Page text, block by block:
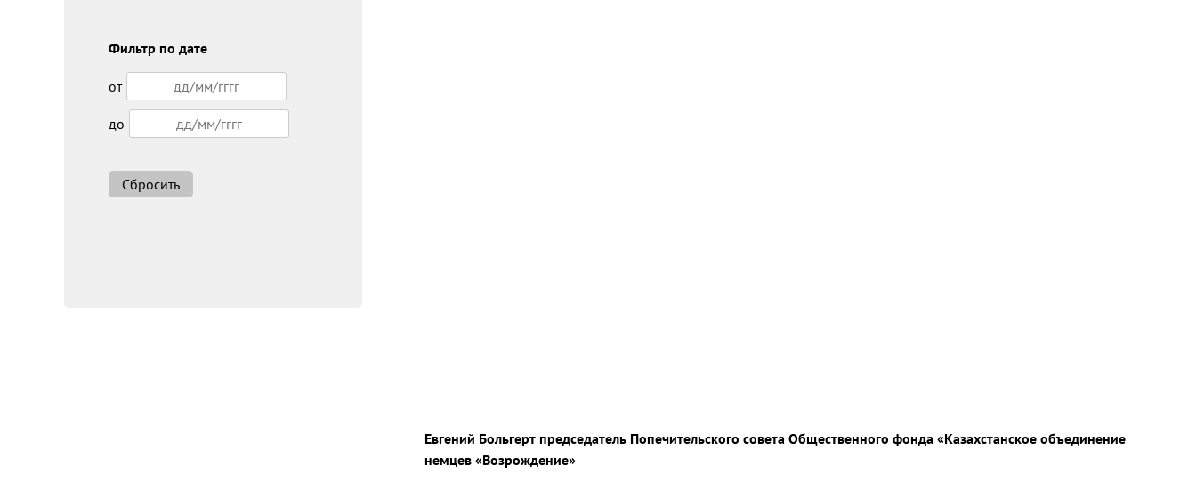
Евгений Больгерт председатель Попечительского совета Общественного фонда «Казахстанское объединение
немцев «Возрождение»
Фильтр по дате
от
до
Сбросить